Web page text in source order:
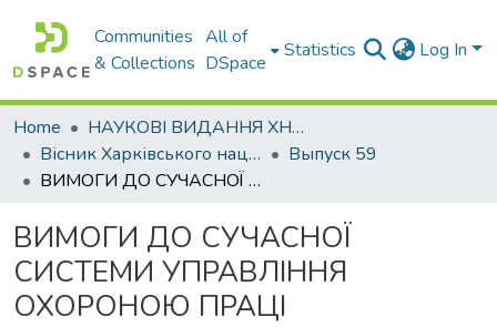
Communities
& Collections
All of
DSpace
Statistics Log In
Home
НАУКОВІ ВИДАННЯ ХНАДУ
Вісник Харківського національного автомобільно-дорожнього університету / Вестник Харьковского национального автомобильно-дорожного университета
Выпуск 59
ВИМОГИ ДО СУЧАСНОЇ СИСТЕМИ УПРАВЛІННЯ ОХОРОНОЮ ПРАЦІ ПІДПРИЄМСТВ ЗАЛІЗНИЧНОГО ТРАНСПОРТУ
ВИМОГИ ДО СУЧАСНОЇ
СИСТЕМИ УПРАВЛІННЯ
ОХОРОНОЮ ПРАЦІ